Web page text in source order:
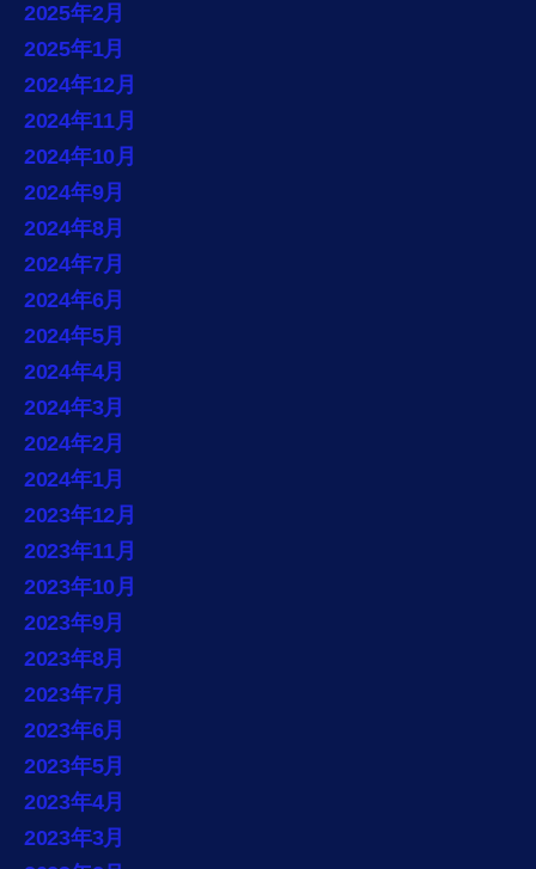
2025年2月
2025年1月
2024年12月
2024年11月
2024年10月
2024年9月
2024年8月
2024年7月
2024年6月
2024年5月
2024年4月
2024年3月
2024年2月
2024年1月
2023年12月
2023年11月
2023年10月
2023年9月
2023年8月
2023年7月
2023年6月
2023年5月
2023年4月
2023年3月